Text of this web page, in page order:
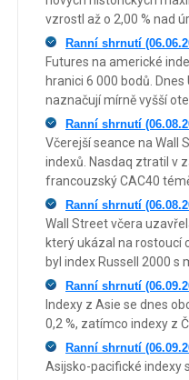
vzrostl až o 2,00 % nad
Ranní shrnutí
Futures na americké
hranici 6 000 bodů.
naznačují mírně vyšší
Ranní shrnutí
Včerejší seance na Wall
indexů. Nasdaq ztratil v
francouzský CAC40
Ranní shrnutí
Wall Street včera
který ukázal na rostoucí
byl index Russell 2000 s
Ranní shrnutí
Indexy z Asie se dnes
0,2 %, zatímco indexy z
Ranní shrnutí
Asijsko-pacifické indexy